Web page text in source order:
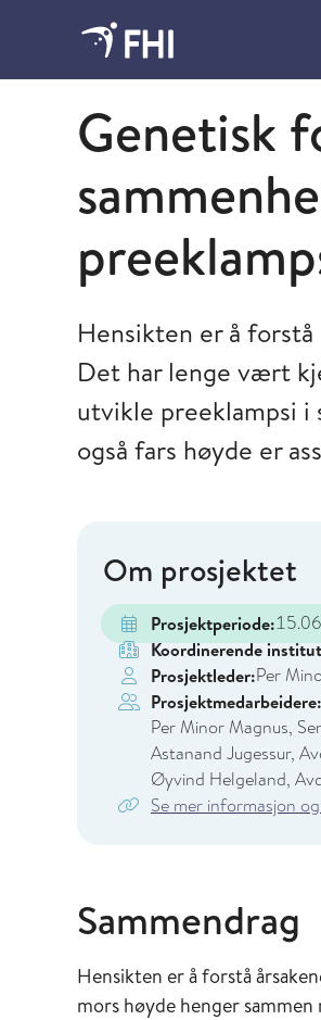
Folkehelseinstituttet
Genetisk
Hensikten er å
Det har lenge vært
utvikle preeklampsi i
også fars høyde er
Om prosjektet
Prosjektperiode:
Koordinerende
Prosjektleder:Per
Prosjektmedarbeidere:
Per Minor Magnus,
Astanand Jugessur,
Øyvind Helgeland,
Se mer informasjon
Sammendrag
Hensikten er å forstå
mors høyde henger